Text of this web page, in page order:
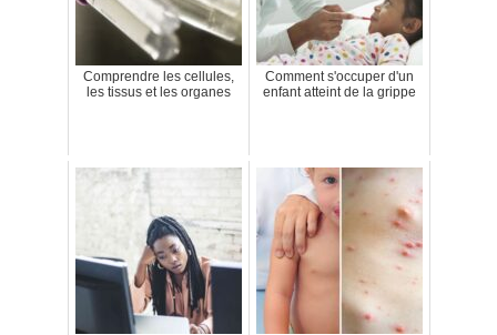
Comprendre les cellules,
les tissus et les organes
Comment s'occuper d'un
enfant atteint de la grippe